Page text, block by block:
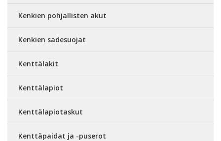
Kenkien pohjallisten akut
Kenkien sadesuojat
Kenttälakit
Kenttälapiot
Kenttälapiotaskut
Kenttäpaidat ja -puserot